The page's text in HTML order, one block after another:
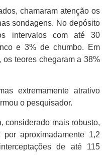
chamaram atenção os
sondagens. No depósito
intervalos com até 30
e 3% de chumbo. Em
teores chegaram a 38%
extremamente atrativo
o pesquisador.
considerado mais robusto,
aproximadamente 1,2
de até 115